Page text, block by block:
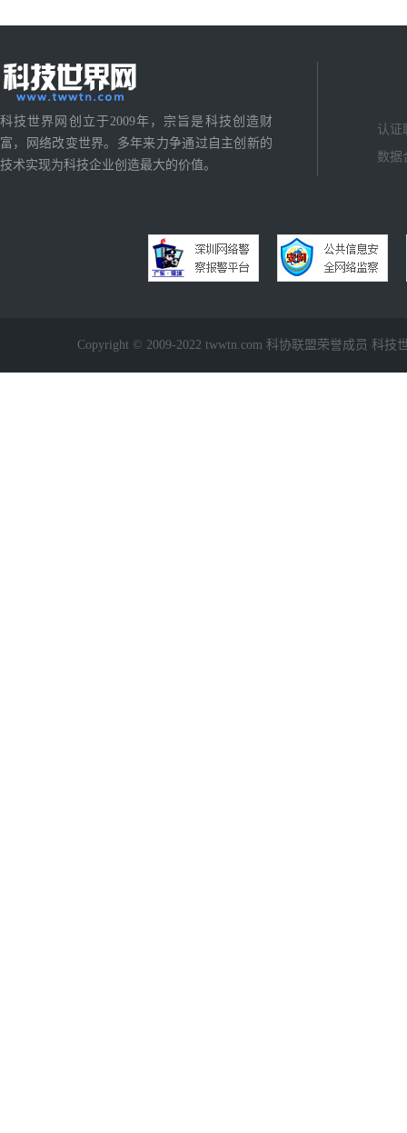
科技世界网创立于2009年，宗旨是科技创造财
富，网络改变世界。多年来力争通过自主创新的
技术实现为科技企业创造最大的价值。
认证
数据
Copyright © 2009-2022 twwtn.com 科协联盟荣誉成员 科